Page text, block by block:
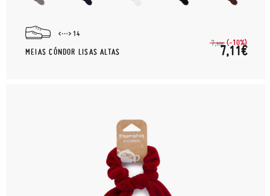
14
MEIAS CÓNDOR LISAS ALTAS
7,90€ (-10%)
7,11€